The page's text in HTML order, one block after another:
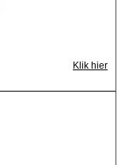
Klik hier